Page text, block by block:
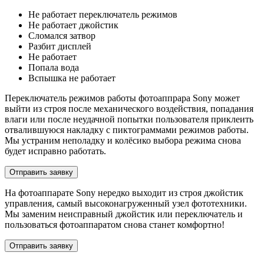
Не работает переключатель режимов
Не работает джойстик
Сломался затвор
Разбит дисплей
Не работает
Попала вода
Вспышка не работает
Переключатель режимов работы фотоаппрара Sony может
выйти из строя после механического воздействия, попадания
влаги или после неудачной попытки пользователя приклеить
отвалившуюся накладку с пиктограммами режимов работы.
Мы устраним неполадку и колёсико выбора режима снова
будет исправно работать.
Отправить заявку
На фотоаппарате Sony нередко выходит из строя джойстик
управления, самый высоконагруженный узел фототехники.
Мы заменим неисправный джойстик или переключатель и
пользоваться фотоаппаратом снова станет комфортно!
Отправить заявку